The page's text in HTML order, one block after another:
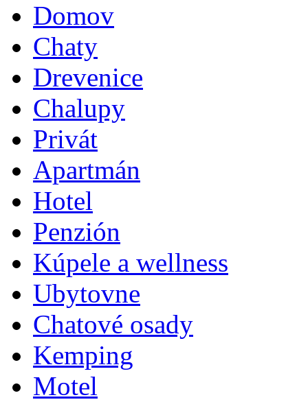
Domov
Chaty
Drevenice
Chalupy
Privát
Apartmán
Hotel
Penzión
Kúpele a wellness
Ubytovne
Chatové osady
Kemping
Motel